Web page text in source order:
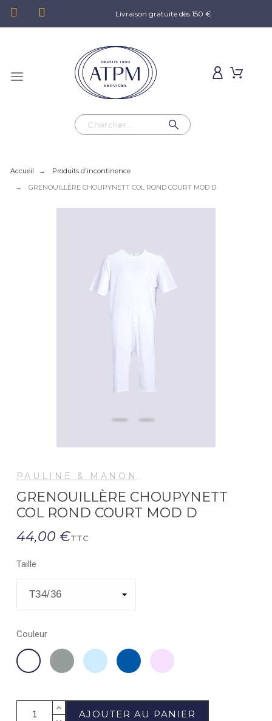
Livraison gratuite dès 150 €
Accueil
Produits d'incontinence
GRENOUILLÈRE CHOUPYNETT COL ROND COURT MOD D
PAULINE & MANON
GRENOUILLÈRE CHOUPYNETT
COL ROND COURT MOD D
44,00 €TTC
Taille
Couleur
Blanc Gris Ciel MarineRose
AJOUTER AU PANIER